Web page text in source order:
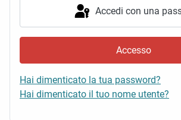
Accedi con una
Accesso
Hai dimenticato la tua password?
Hai dimenticato il tuo nome utente?